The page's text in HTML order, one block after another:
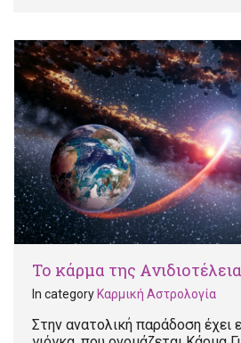
Το κάρμα της
In category Καρμική Αστρολογία
Στην ανατολική παράδοση έχει